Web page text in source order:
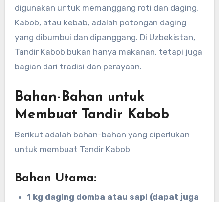
digunakan untuk memanggang roti dan daging.
Kabob, atau kebab, adalah potongan daging
yang dibumbui dan dipanggang. Di Uzbekistan,
Tandir Kabob bukan hanya makanan, tetapi juga
bagian dari tradisi dan perayaan.
Bahan-Bahan untuk
Membuat Tandir Kabob
Berikut adalah bahan-bahan yang diperlukan
untuk membuat Tandir Kabob:
Bahan Utama:
1 kg daging domba atau sapi (dapat juga